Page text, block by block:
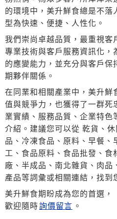
的環境中，美升鮮食總是不落
型為快速、便捷、人性化。
我們崇尚卓越品質，最重視客
專業技術與客戶服務資訊化，
的應變能力，並充分與客戶保
期夥伴關係。
在同業和相關產業中，美升鮮
值與競爭力，也獲得了一群死
業實績、服務品質、企業特色
介紹。建議您可以從 乾貨、
品、冷凍食品、原料、早餐、
工、食品原料、食品批發、食
廠、半成品、南北雜貨、肉品
產品等詞彙或相關連結，找到
美升鮮食期盼成為您的首選，
歡迎隨時詢價留言 。